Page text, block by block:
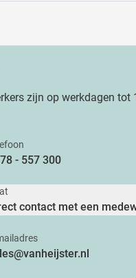
zijn op werkdagen tot
- 557 300
contact met een